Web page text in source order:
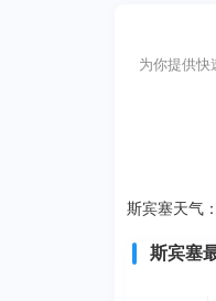
为你提供快
斯宾塞天气
斯宾塞